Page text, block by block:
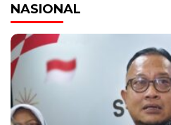
NASIONAL